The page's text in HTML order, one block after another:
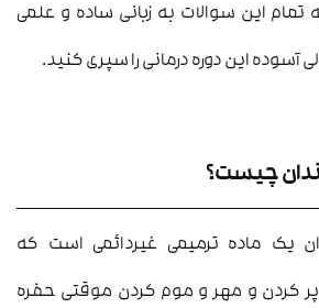
تمام این سوالات به زبانی ساده و علمی
آسوده این دوره درمانی را سپری کنید.
چیست؟
یک ماده ترمیمی غیردائمی است که
پر کردن و مهر و موم کردن موقتی حفره